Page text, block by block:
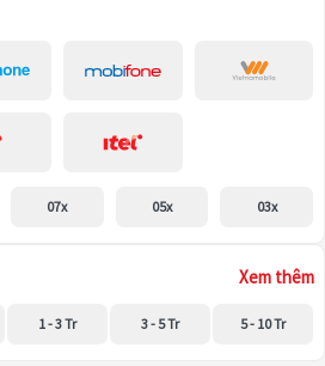
07x 05x 03x
Xem thêm
1 - 3 Tr 3 - 5 Tr 5 - 10 Tr